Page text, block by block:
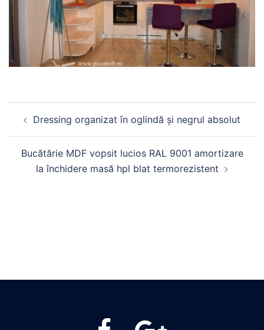
navigation
Dressing organizat în oglindă și negrul absolut
Bucătărie MDF vopsit lucios RAL 9001 amortizare
la închidere masă hpl blat termorezistent
PicoMob